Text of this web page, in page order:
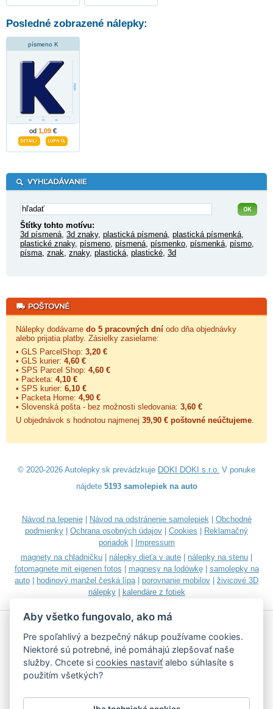
Posledné zobrazené nálepky:
písmeno K
od 1,09 €
Štítky tohto motívu:
3d písmená, 3d znaky, plastická písmená, plastická písmenká,
plastické znaky, písmeno, písmená, písmenko, písmenká, písmo,
písma, znak, znaky, plastická, plastické, 3d
Nálepky dodávame do 5 pracovných dní odo dňa objednávky
alebo prijatia platby. Zásielky zasielame:
• GLS ParcelShop: 3,20 €
• GLS kurier: 4,60 €
• SPS Parcel Shop: 4,60 €
• Packeta: 4,10 €
• SPS kurier: 6,10 €
• Packeta Home: 4,90 €
• Slovenská pošta - bez možnosti sledovania: 3,60 €
U objednávok s hodnotou najmenej 39,90 € poštovné neúčtujeme.
© 2020-2026 Autolepky.sk prevádzkuje DOKI DOKI s.r.o. V ponuke
nájdete 5193 samolepiek na auto
Návod na lepenie| Návod na odstránenie samolepiek| Obchodné
podmienky
Ochrana osobných údajov Cookies
Reklamačný
poriadok|
Impressum
magnety na chladničku
nálepky dieťa v aute nálepky na stenu
fotomagnete mit eigenen fotos
magnesy na lodówkę| samolepky na
auto
hodinový manžel česká lípa| porovnanie mobilov
živicové 3D
nálepky| kalendáre z fotiek
Akceptujeme všetky bežné platobné karty
Aby všetko fungovalo, ako má
Pre spoľahlivý a bezpečný nákup používame cookies.
Niektoré sú potrebné, iné pomáhajú zlepšovať naše
služby. Chcete sicookies nastaviť alebo súhlasíte s
použitím všetkých?